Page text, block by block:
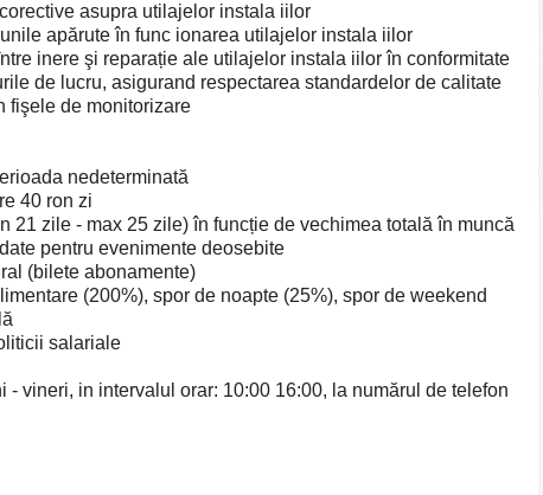
asupra utilajelor instala iilor
apărute în func ionarea utilajelor instala iilor
inere şi reparație ale utilajelor instala iilor în conformitate
de lucru, asigurand respectarea standardelor de calitate
fişele de monitorizare
nedeterminată
40 ron zi
21 zile - max 25 zile) în funcție de vechimea totală în muncă
pentru evenimente deosebite
(bilete abonamente)
(200%), spor de noapte (25%), spor de weekend
salariale
- vineri, in intervalul orar: 10:00 16:00, la numărul de telefon